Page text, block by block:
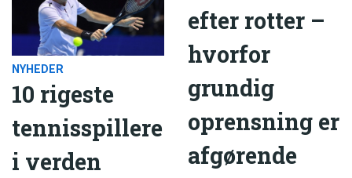
NYHEDER
10 rigeste
tennisspillere
i verden
efter rotter –
hvorfor
grundig
oprensning er
afgørende